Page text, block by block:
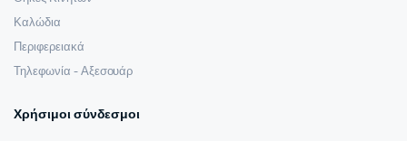
Καλώδια
Περιφερειακά
Τηλεφωνία - Αξεσουάρ
Χρήσιμοι σύνδεσμοι